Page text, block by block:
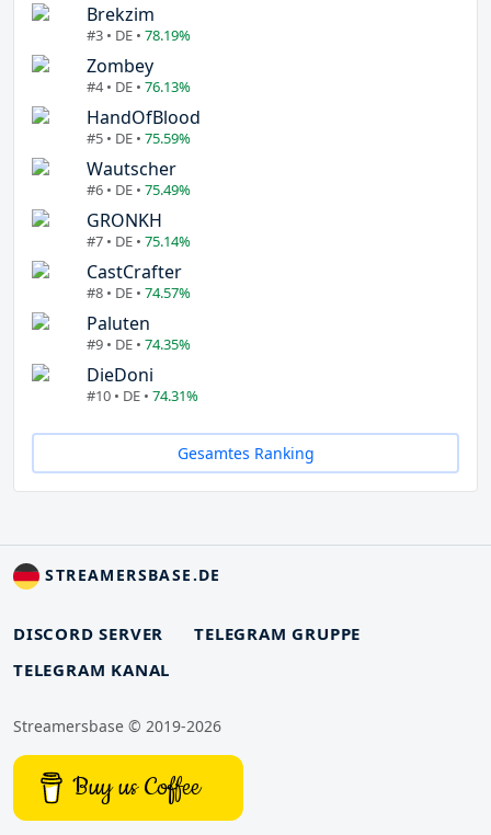
Brekzim
#3 • DE • 78.19%
Zombey
#4 • DE • 76.13%
HandOfBlood
#5 • DE • 75.59%
Wautscher
#6 • DE • 75.49%
GRONKH
#7 • DE • 75.14%
CastCrafter
#8 • DE • 74.57%
Paluten
#9 • DE • 74.35%
DieDoni
#10 • DE • 74.31%
Gesamtes Ranking
STREAMERSBASE.DE
DISCORD SERVER
TELEGRAM GRUPPE
TELEGRAM KANAL
Streamersbase © 2019-2026
Buy us Coffee